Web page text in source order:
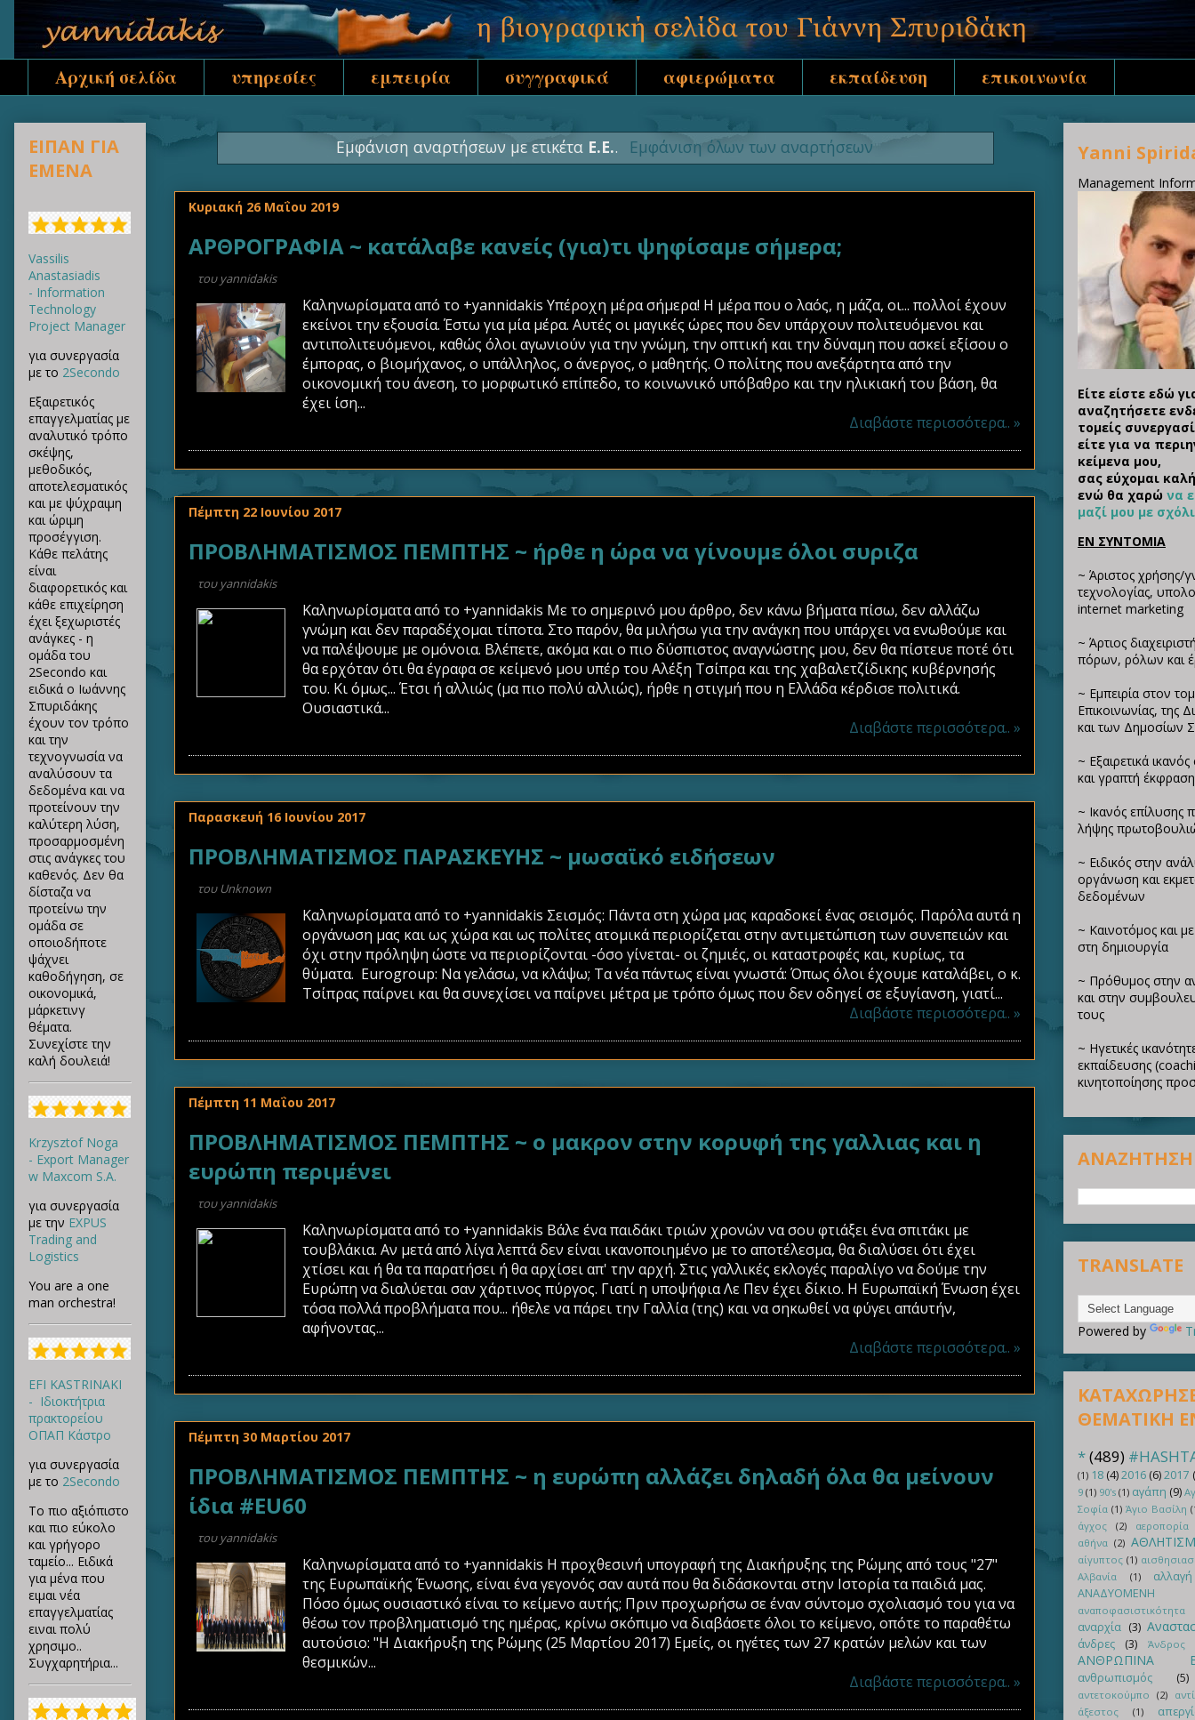
Αρχική σελίδα υπηρεσίες εμπειρία συγγραφικά αφιερώματα εκπαίδευση επικοινωνία
Εμφάνιση αναρτήσεων με ετικέτα Ε.Ε.. Εμφάνιση όλων των αναρτήσεων
Κυριακή 26 Μαΐου 2019
ΑΡΘΡΟΓΡΑΦΙΑ ~ κατάλαβε κανείς (για)τι ψηφίσαμε σήμερα;
του yannidakis
Καληνωρίσματα από το +yannidakis Υπέροχη μέρα σήμερα! Η μέρα που ο λαός, η μάζα, οι... πολλοί έχουν
εκείνοι την εξουσία. Έστω για μία μέρα. Αυτές οι μαγικές ώρες που δεν υπάρχουν πολιτευόμενοι και
αντιπολιτευόμενοι, καθώς όλοι αγωνιούν για την γνώμη, την οπτική και την δύναμη που ασκεί εξίσου ο
έμπορας, ο βιομήχανος, ο υπάλληλος, ο άνεργος, ο μαθητής. Ο πολίτης που ανεξάρτητα από την
οικονομική του άνεση, το μορφωτικό επίπεδο, το κοινωνικό υπόβαθρο και την ηλικιακή του βάση, θα
έχει ίση...
Διαβάστε περισσότερα.. »
Πέμπτη 22 Ιουνίου 2017
ΠΡΟΒΛΗΜΑΤΙΣΜΟΣ ΠΕΜΠΤΗΣ ~ ήρθε η ώρα να γίνουμε όλοι συριζα
του yannidakis
Καληνωρίσματα από το +yannidakis Με το σημερινό μου άρθρο, δεν κάνω βήματα πίσω, δεν αλλάζω
γνώμη και δεν παραδέχομαι τίποτα. Στο παρόν, θα μιλήσω για την ανάγκη που υπάρχει να ενωθούμε και
να παλέψουμε με ομόνοια. Βλέπετε, ακόμα και ο πιο δύσπιστος αναγνώστης μου, δεν θα πίστευε ποτέ ότι
θα ερχόταν ότι θα έγραφα σε κείμενό μου υπέρ του Αλέξη Τσίπρα και της χαβαλετζίδικης κυβέρνησής
του. Κι όμως... Έτσι ή αλλιώς (μα πιο πολύ αλλιώς), ήρθε η στιγμή που η Ελλάδα κέρδισε πολιτικά.
Ουσιαστικά...
Διαβάστε περισσότερα.. »
Παρασκευή 16 Ιουνίου 2017
ΠΡΟΒΛΗΜΑΤΙΣΜΟΣ ΠΑΡΑΣΚΕΥΗΣ ~ μωσαϊκό ειδήσεων
του Unknown
Καληνωρίσματα από το +yannidakis Σεισμός: Πάντα στη χώρα μας καραδοκεί ένας σεισμός. Παρόλα αυτά η
οργάνωση μας και ως χώρα και ως πολίτες ατομικά περιορίζεται στην αντιμετώπιση των συνεπειών και
όχι στην πρόληψη ώστε να περιορίζονται -όσο γίνεται- οι ζημιές, οι καταστροφές και, κυρίως, τα
θύματα. Eurogroup: Να γελάσω, να κλάψω; Τα νέα πάντως είναι γνωστά: Όπως όλοι έχουμε καταλάβει, ο κ.
Τσίπρας παίρνει και θα συνεχίσει να παίρνει μέτρα με τρόπο όμως που δεν οδηγεί σε εξυγίανση, γιατί...
Διαβάστε περισσότερα.. »
Πέμπτη 11 Μαΐου 2017
ΠΡΟΒΛΗΜΑΤΙΣΜΟΣ ΠΕΜΠΤΗΣ ~ ο μακρον στην κορυφή της γαλλιας και η
ευρώπη περιμένει
του yannidakis
Καληνωρίσματα από το +yannidakis Βάλε ένα παιδάκι τριών χρονών να σου φτιάξει ένα σπιτάκι με
τουβλάκια. Αν μετά από λίγα λεπτά δεν είναι ικανοποιημένο με το αποτέλεσμα, θα διαλύσει ότι έχει
χτίσει και ή θα τα παρατήσει ή θα αρχίσει απ' την αρχή. Στις γαλλικές εκλογές παραλίγο να δούμε την
Ευρώπη να διαλύεται σαν χάρτινος πύργος. Γιατί η υποψήφια Λε Πεν έχει δίκιο. Η Ευρωπαϊκή Ένωση έχει
τόσα πολλά προβλήματα που... ήθελε να πάρει την Γαλλία (της) και να σηκωθεί να φύγει απ΄αυτήν,
αφήνοντας...
Διαβάστε περισσότερα.. »
Πέμπτη 30 Μαρτίου 2017
ΠΡΟΒΛΗΜΑΤΙΣΜΟΣ ΠΕΜΠΤΗΣ ~ η ευρώπη αλλάζει δηλαδή όλα θα μείνουν
ίδια #EU60
του yannidakis
Καληνωρίσματα από το +yannidakis Η προχθεσινή υπογραφή της Διακήρυξης της Ρώμης από τους "27"
της Ευρωπαϊκής Ένωσης, είναι ένα γεγονός σαν αυτά που θα διδάσκονται στην Ιστορία τα παιδιά μας.
Πόσο όμως ουσιαστικό είναι το κείμενο αυτής; Πριν προχωρήσω σε έναν σύντομο σχολιασμό του για να
θέσω τον προβληματισμό της ημέρας, κρίνω σκόπιμο να διαβάσετε όλοι το κείμενο, οπότε το παραθέτω
αυτούσιο: "Η Διακήρυξη της Ρώμης (25 Μαρτίου 2017) Εμείς, οι ηγέτες των 27 κρατών μελών και των
θεσμικών...
Διαβάστε περισσότερα.. »
ΕΙΠΑΝ ΓΙΑ
ΕΜΕΝΑ
Vassilis
Anastasiadis
- Information
Technology
Project Manager
για συνεργασία
με το 2Secondo
Εξαιρετικός
επαγγελματίας με
αναλυτικό τρόπο
σκέψης,
μεθοδικός,
αποτελεσματικός
και με ψύχραιμη
και ώριμη
προσέγγιση.
Κάθε πελάτης
είναι
διαφορετικός και
κάθε επιχείρηση
έχει ξεχωριστές
ανάγκες - η
ομάδα του
2Secondo και
ειδικά ο Ιωάννης
Σπυριδάκης
έχουν τον τρόπο
και την
τεχνογνωσία να
αναλύσουν τα
δεδομένα και να
προτείνουν την
καλύτερη λύση,
προσαρμοσμένη
στις ανάγκες του
καθενός. Δεν θα
δίσταζα να
προτείνω την
ομάδα σε
οποιοδήποτε
ψάχνει
καθοδήγηση, σε
οικονομικά,
μάρκετινγ
θέματα.
Συνεχίστε την
καλή δουλειά!
Krzysztof Noga
- Export Manager
w Maxcom S.A.
για συνεργασία
με την EXPUS
Trading and
Logistics
You are a one
man orchestra!
EFI KASTRINAKI
- Ιδιοκτήτρια
πρακτορείου
ΟΠΑΠ Κάστρο
για συνεργασία
με το 2Secondo
Το πιο αξιόπιστο
και πιο εύκολο
και γρήγορο
ταμείο... Ειδικά
για μένα που
ειμαι νέα
επαγγελματίας
ειναι πολύ
χρησιμο..
Συγχαρητήρια...
Yanni
Management
Είτε είστε εδώ
αναζητήσετε
τομείς
είτε για να
κείμενα μου,
σας εύχομαι
ενώ θα χαρώ να
μαζί μου με
ΕΝ ΣΥΝΤΟΜΙΑ
~ Άριστος χρήσης/
τεχνολογίας,
internet marketing
~ Άρτιος
πόρων, ρόλων και
~ Εμπειρία στον
Επικοινωνίας, της
και των Δημοσίων
~ Εξαιρετικά
και γραπτή έκφραση
~ Ικανός επίλυσης
λήψης
~ Ειδικός στην
οργάνωση και
δεδομένων
~ Καινοτόμος και
στη δημιουργία
~ Πρόθυμος στην
και στην
τους
~ Ηγετικές
εκπαίδευσης
κινητοποίησης
ΑΝΑΖΗΤΗΣΗ
TRANSLATE
Powered by
ΘΕΜΑΤΙΚΗ
*(489)
(1) 18 (4)2016 (6) 2017
9 (1) 90's (1) αγάπη (9)
Σοφία (1) Άγιο Βασίλη
άγχος
(2)
αεροπορία
αθήνα (2)
αίγυπτος (1)
Αλβανία
(1)
αλλαγή
ΑΝΑΔΥΟΜΕΝΗ
αναποφασιστικότητα
αναρχία (3)
άνδρες (3) Άνδρος
ΑΝΘΡΩΠΙΝΑ
ανθρωπισμός (5)
αντετοκούμπο (2)
άξεστος
(1)